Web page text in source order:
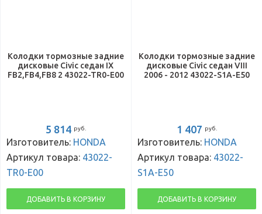
Колодки тормозные задние
дисковые Civic седан IX
FB2,FB4,FB8 2 43022-TR0-E00
5 814 руб.
Изготовитель: HONDA
Артикул товара: 43022-
TR0-E00
ДОБАВИТЬ В КОРЗИНУ
Колодки тормозные задние
дисковые Civic седан VIII
2006 - 2012 43022-S1A-E50
1 407 руб.
Изготовитель: HONDA
Артикул товара: 43022-
S1A-E50
ДОБАВИТЬ В КОРЗИНУ